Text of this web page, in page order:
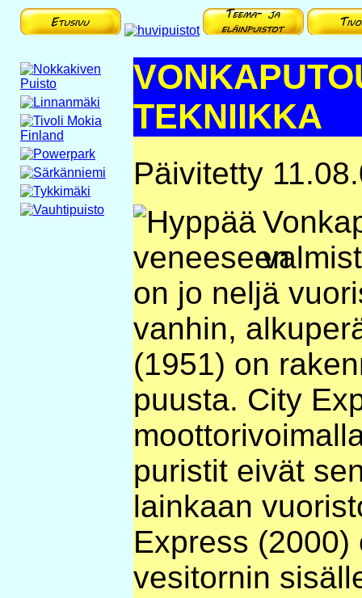
TEKNIIKKA
Päivitetty
on jo neljä
vanhin,
(1951) on
puusta. City
puristit eivät
lainkaan
Express
vesitornin